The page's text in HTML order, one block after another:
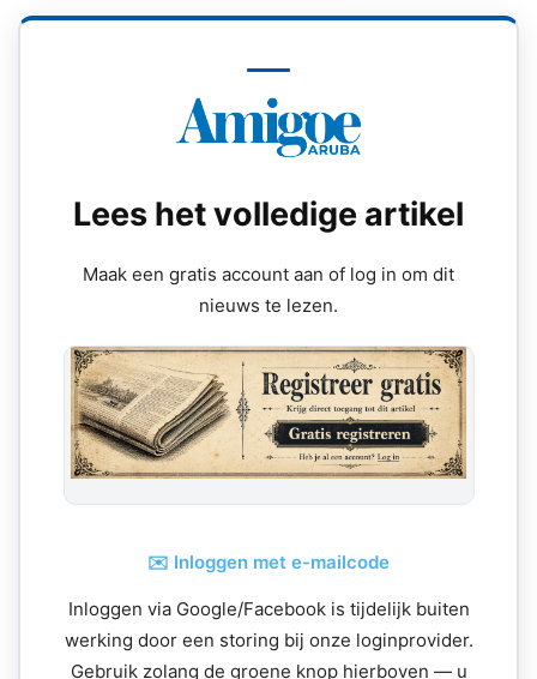
Lees het volledige artikel
Maak een gratis account aan of log in om dit
nieuws te lezen.
✉️ Inloggen met e-mailcode
Inloggen via Google/Facebook is tijdelijk buiten
werking door een storing bij onze loginprovider.
Gebruik zolang de groene knop hierboven — u